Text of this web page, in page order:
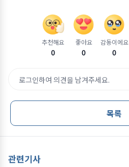
추천해요
0
좋아요
0
감동이에요
0
로그인하여 의견을 남겨주세요.
목록
관련기사